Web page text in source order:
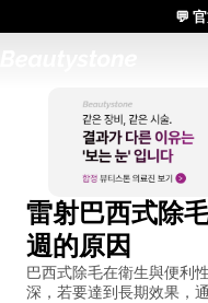
雷射巴西式除
週的原因
巴西式除毛在衛生與便利
深，若要達到長期效果，
💬
🌸 Beauty Stone診